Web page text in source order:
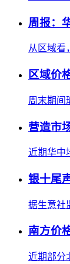
周报：
从区域看
区域价
周末期间
营造市
近期华中
银十尾
据生意社
南方价
近期部分